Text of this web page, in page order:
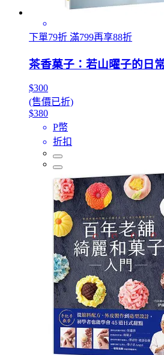
下單79折 滿799再享88折
茶香菓子：若山曜子的日
$300
(售價已折)
$380
P幣
折扣